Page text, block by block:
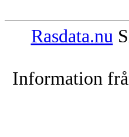
Rasdata.nu
Information